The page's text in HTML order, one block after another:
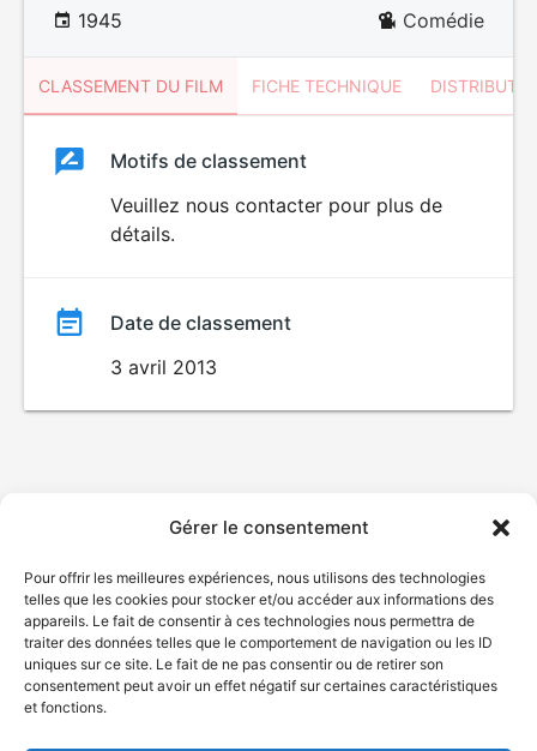
Gérer le consentement
Pour offrir les meilleures expériences, nous utilisons des technologies
telles que les cookies pour stocker et/ou accéder aux informations des
appareils. Le fait de consentir à ces technologies nous permettra de
traiter des données telles que le comportement de navigation ou les ID
uniques sur ce site. Le fait de ne pas consentir ou de retirer son
consentement peut avoir un effet négatif sur certaines caractéristiques
et fonctions.
1945 Comédie
CLASSEMENT DU FILM FICHE TECHNIQUE
ClassementClassement
Motifs de classement
Veuillez nous contacter pour plus de
détails.
Date de classement
3 avril 2013